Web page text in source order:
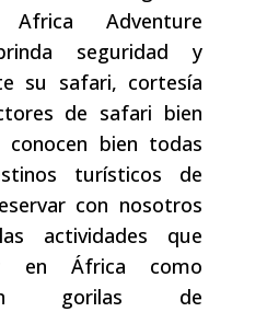
Adventure
seguridad y
su safari, cortesía
de safari bien
conocen bien todas
turísticos de
con nosotros
actividades que
en África como
gorilas de